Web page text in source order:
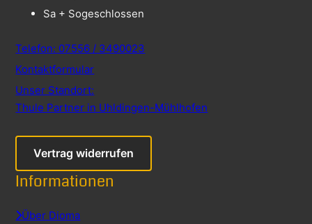
Sa + Sogeschlossen
Telefon: 07556 / 3490023
Kontaktformular
Unser Standort:
Thule Partner in Uhldingen-Mühlhofen
Vertrag widerrufen
Informationen
Über Dioma